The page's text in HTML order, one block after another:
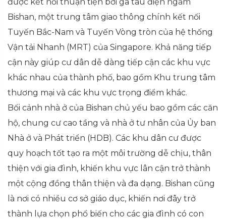
Bishan, một trung tâm giao thông chính kết nối
Tuyến Bắc-Nam và Tuyến Vòng tròn của hệ thống
Vận tải Nhanh (MRT) của Singapore. Khả năng tiếp
cận này giúp cư dân dễ dàng tiếp cận các khu vực
khác nhau của thành phố, bao gồm Khu trung tâm
thương mại và các khu vực trọng điểm khác.
Bối cảnh nhà ở của Bishan chủ yếu bao gồm các căn
hộ, chung cư cao tầng và nhà ở tư nhân của Ủy ban
Nhà ở và Phát triển (HDB). Các khu dân cư được
quy hoạch tốt tạo ra một môi trường dễ chịu, thân
thiện với gia đình, khiến khu vực lân cận trở thành
một cộng đồng thân thiện và đa dạng. Bishan cũng
là nơi có nhiều cơ sở giáo dục, khiến nơi đây trở
thành lựa chọn phổ biến cho các gia đình có con